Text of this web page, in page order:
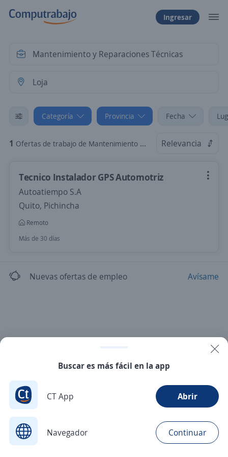
Ingresar
Categoría Provincia Fecha
1 Ofertas de trabajo de Mantenimiento y Reparaciones Técnicas en Loja Relevancia
Tecnico Instalador GPS Automotriz
Autoatiempo S.A
Quito, Pichincha
Remoto
Más de 30 días
Nuevas ofertas de empleo Avísame
Buscar es más fácil en la app
CT App Abrir
Navegador Continuar